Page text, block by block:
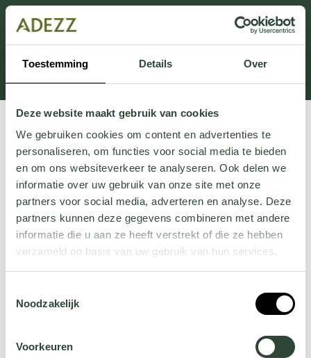
Toestemming Details Over
Deze website maakt gebruik van cookies
We gebruiken cookies om content en advertenties te
personaliseren, om functies voor social media te bieden
en om ons websiteverkeer te analyseren. Ook delen we
informatie over uw gebruik van onze site met onze
partners voor social media, adverteren en analyse. Deze
partners kunnen deze gegevens combineren met andere
informatie die u aan ze heeft verstrekt of die ze hebben
verzameld op basis van uw gebruik van hun services.
jehier.
Noodzakelijk
Voorkeuren
This section is currently under maintenance.
If you are missing information, you can call us at +31
413 745 423 or email us at